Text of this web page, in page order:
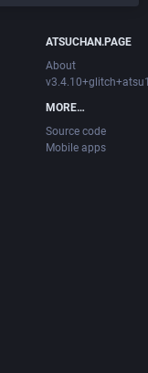
ATSUCHAN.PAGE
About
MORE…
Source code
Mobile apps